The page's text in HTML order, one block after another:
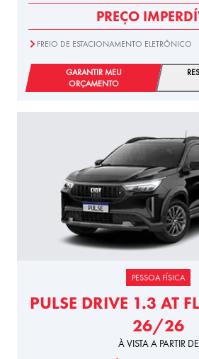
PREÇO
FREIO DE ESTACIONAMENTO ELETRÔNICO
GARANTIR MEU
ORÇAMENTO
PESSOA FÍSICA
PULSE DRIVE 1.3 AT
26/26
À VISTA A PARTIR DE